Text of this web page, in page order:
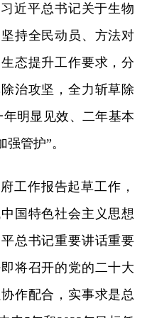
近平总书记关于生物
持全民动员、方法对
态提升工作要求，分
治攻坚，全力斩草除
明显见效、二年基本
管护”。
工作报告起草工作，
国特色社会主义思想
总书记重要讲话重要
将召开的党的二十大
作配合，实事求是总